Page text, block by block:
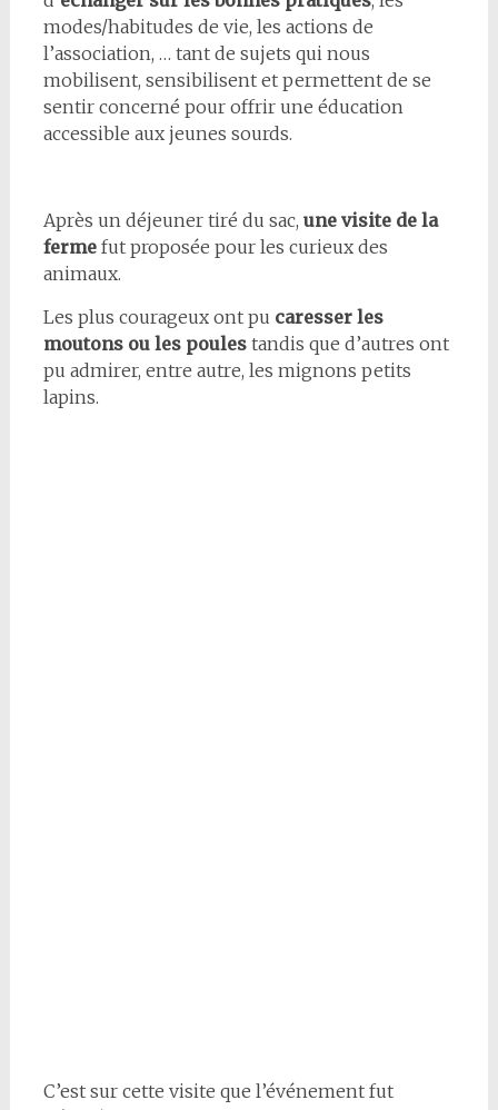
modes/habitudes de vie, les actions de
l’association, … tant de sujets qui nous
mobilisent, sensibilisent et permettent de se
sentir concerné pour offrir une éducation
accessible aux jeunes sourds.
Après un déjeuner tiré du sac, une visite de la
fermefut proposée pour les curieux des
animaux.
Les plus courageux ont pu caresser les
moutons ou les poulestandis que d’autres ont
pu admirer, entre autre, les mignons petits
lapins.
C’est sur cette visite que l’événement fut